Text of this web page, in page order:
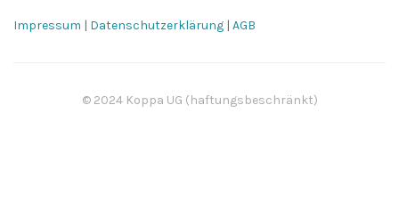
Impressum Datenschutzerklärung AGB
© 2024 Koppa UG (haftungsbeschränkt)